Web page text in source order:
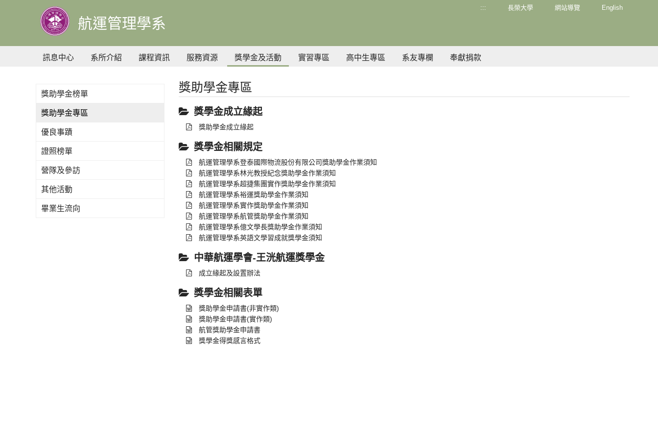
主
要
內
容
航運管理學系
::: 長榮大學 網站導覽 English
訊息中心 系所介紹 課程資訊 服務資源 獎學金及活動 實習專區 高中生專區 系友專欄 奉獻捐款
獎助學金專區
獎學金成立緣起
獎助學金成立緣起
獎學金相關規定
航運管理學系登泰國際物流股份有限公司獎助學金作業須知
航運管理學系林光教授紀念獎助學金作業須知
航運管理學系超捷集團實作獎助學金作業須知
航運管理學系裕運獎助學金作業須知
航運管理學系實作獎助學金作業須知
航運管理學系航管獎助學金作業須知
航運管理學系億文學長獎助學金作業須知
航運管理學系英語文學習成就獎學金須知
中華航運學會-王洸航運獎學金
成立緣起及設置辦法
獎學金相關表單
獎助學金申請書(非實作類)
獎助學金申請書(實作類)
航管獎助學金申請書
獎學金得獎感言格式
獎助學金榜單
獎助學金專區
優良事蹟
證照榜單
營隊及參訪
其他活動
畢業生流向